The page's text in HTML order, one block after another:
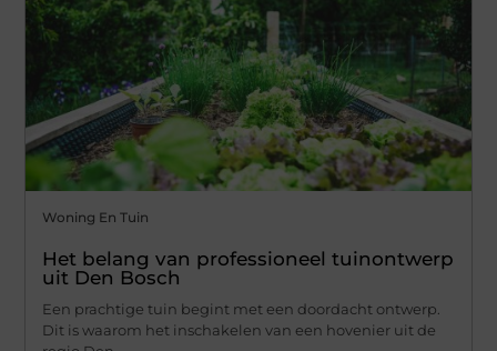
Woning En Tuin
Het belang van professioneel tuinontwerp
uit Den Bosch
Een prachtige tuin begint met een doordacht ontwerp.
Dit is waarom het inschakelen van een hovenier uit de